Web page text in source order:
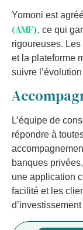
Yomoni est agréé
(AMF), ce qui
rigoureuses.
et la plateforme
suivre
L’équipe de
répondre à
banques
une application
facilité et les